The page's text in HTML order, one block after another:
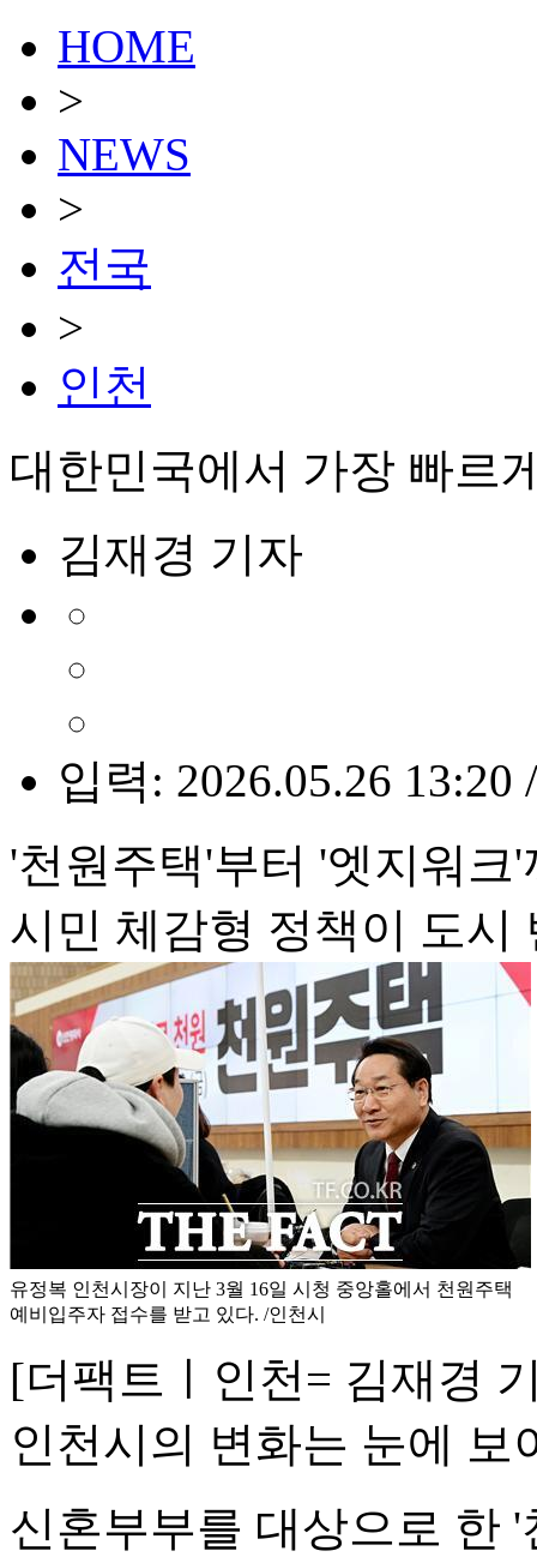
HOME
>
NEWS
>
전국
>
인천
대한민국에서 가장 빠르
김재경 기자
입력: 2026.05.26 13:20
'천원주택'부터 '엣지워
시민 체감형 정책이 도시
유정복 인천시장이 지난 3월 16일 시청 중앙홀에서 천원주택
예비입주자 접수를 받고 있다. /인천시
[더팩트ㅣ인천= 김재경
인천시의 변화는 눈에
신혼부부를 대상으로 한